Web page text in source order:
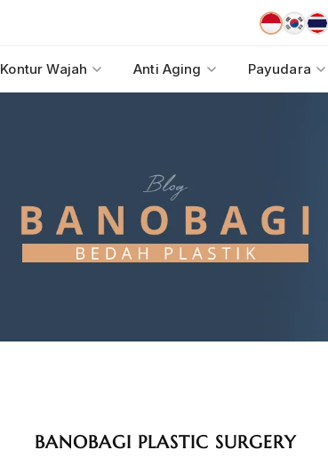
Kontur Wajah Anti Aging Payudara
BANOBAGI PLASTIC SURGERY